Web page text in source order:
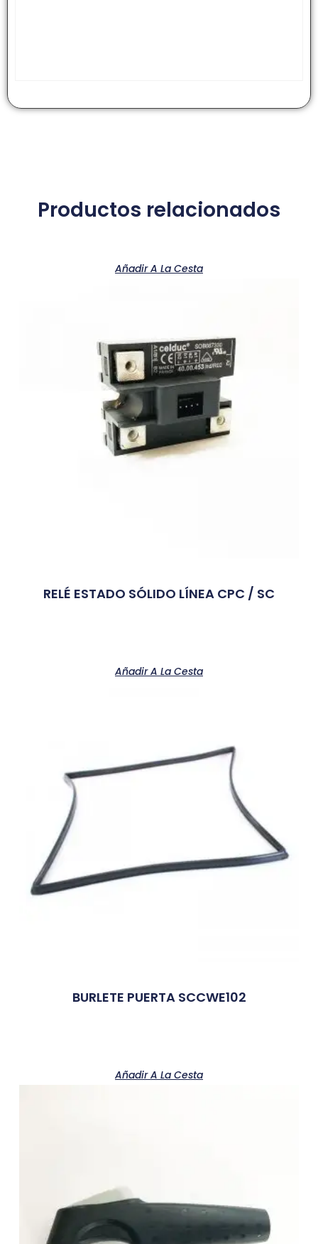
Productos relacionados
Añadir A La Cesta
RELÉ ESTADO SÓLIDO LÍNEA CPC / SC
Añadir A La Cesta
BURLETE PUERTA SCCWE102
Añadir A La Cesta